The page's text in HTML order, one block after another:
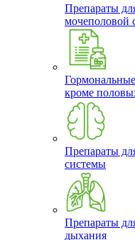
Препараты
мочеполовой
кроме
Препараты
системы
Препараты
дыхания